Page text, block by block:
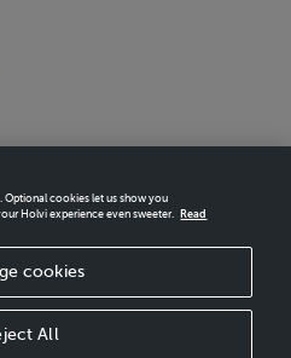
ONLINE STORE IN MINUTES.
by the Financial Supervisory Authority of
with license to operate in the
cookies let us show you
Holvi experience even sweeter.
Read
cookies
All